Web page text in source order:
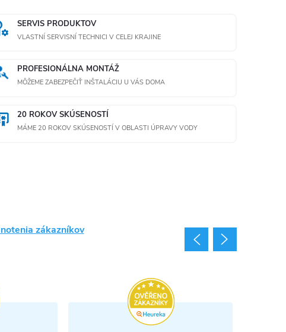
SERVIS PRODUKTOV
VLASTNÍ SERVISNÍ TECHNICI V CELEJ KRAJINE
PROFESIONÁLNA MONTÁŽ
MÔŽEME ZABEZPEČIŤ INŠTALÁCIU U VÁS DOMA
20 ROKOV SKÚSENOSTÍ
MÁME 20 ROKOV SKÚSENOSTÍ V OBLASTI ÚPRAVY VODY
zákazníkov